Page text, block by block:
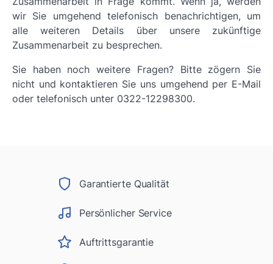
wir Sie umgehend telefonisch benachrichtigen, um
alle weiteren Details über unsere zukünftige
Zusammenarbeit zu besprechen.
Sie haben noch weitere Fragen? Bitte zögern Sie
nicht und kontaktieren Sie uns umgehend per E-Mail
oder telefonisch unter 0322-12298300.
Garantierte Qualität
Persönlicher Service
Auftrittsgarantie